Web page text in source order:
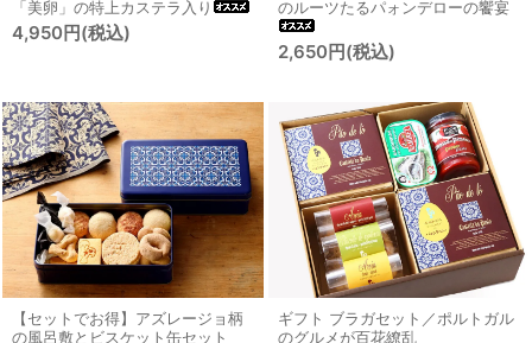
「美卵」の特上カステラ入り
4,950円(税込)
のルーツたるパォンデローの饗宴
2,650円(税込)
【セットでお得】アズレージョ柄
の風呂敷とビスケット缶セット
ギフト ブラガセット／ポルトガル
のグルメが百花繚乱